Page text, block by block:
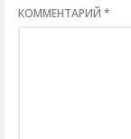
КОММЕНТАРИЙ *